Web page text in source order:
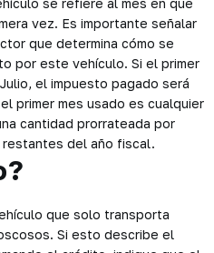
vez. Es importante señalar
que determina cómo se
por este vehículo. Si el primer
el impuesto pagado será
primer mes usado es cualquier
cantidad prorrateada por
del año fiscal.
que solo transporta
Si esto describe el